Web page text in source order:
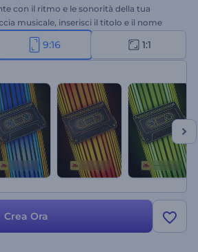
con il ritmo e le sonorità della tua
musicale, inserisci il titolo e il nome
pubblico in un mondo affascinante
si fondono armoniosamente. Perfetto
uscite di nuovi singoli o album, spot di
e molto altro. Crea ora e arricchisci la tua
passato e presente!
9:16 1:1
Crea Ora